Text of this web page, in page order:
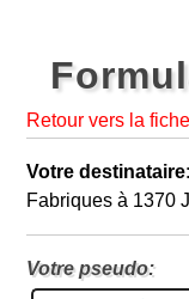
Retour vers la
Votre destinataire:
Fabriques à 1370
Votre pseudo: